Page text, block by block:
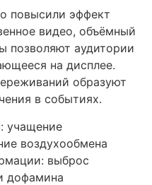
повысили эффект
видео, объёмный
позволяют аудитории
на дисплее.
образуют
в событиях.
учащение
воздухообмена
выброс
дофамина